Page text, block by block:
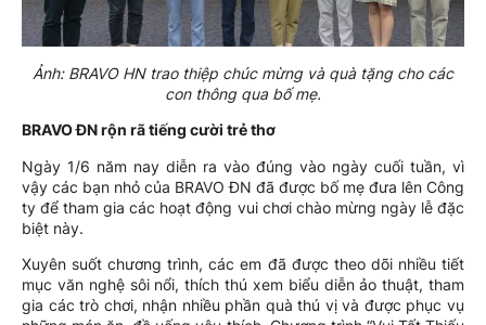
Ảnh: BRAVO HN trao thiệp chúc mừng và quà tặng cho các
con thông qua bố mẹ.
BRAVO ĐN rộn rã tiếng cười trẻ thơ
Ngày 1/6 năm nay diễn ra vào đúng vào ngày cuối tuần, vì
vậy các bạn nhỏ của BRAVO ĐN đã được bố mẹ đưa lên Công
ty để tham gia các hoạt động vui chơi chào mừng ngày lễ đặc
biệt này.
Xuyên suốt chương trình, các em đã được theo dõi nhiều tiết
mục văn nghệ sôi nổi, thích thú xem biểu diễn ảo thuật, tham
gia các trò chơi, nhận nhiều phần quà thú vị và được phục vụ